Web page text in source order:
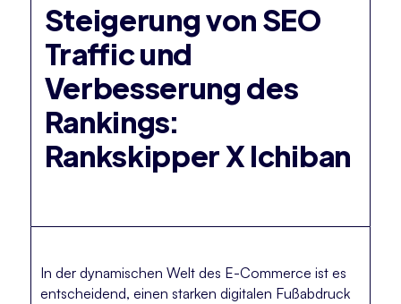
Steigerung von SEO
Traffic und
Verbesserung des
Rankings:
Rankskipper X Ichiban
In der dynamischen Welt des E-Commerce ist es
entscheidend, einen starken digitalen Fußabdruck